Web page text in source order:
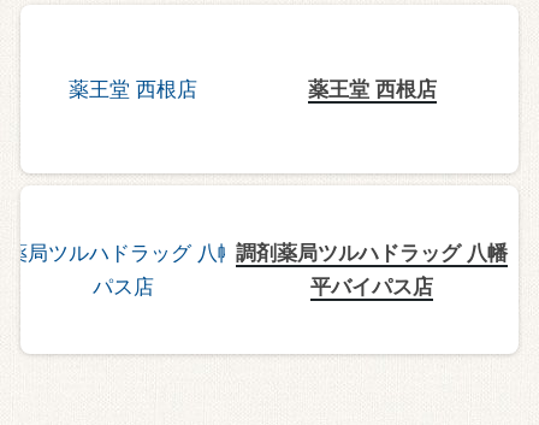
薬王堂 西根店
調剤薬局ツルハドラッグ 八幡
平バイパス店